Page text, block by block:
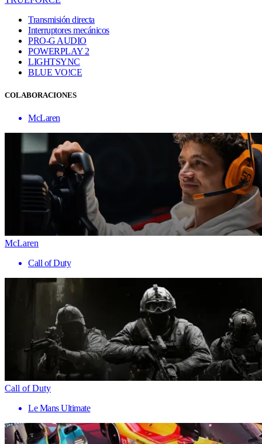
Transmisión directa
Interruptores mecánicos
PRO-G AUDIO
POWERPLAY 2
LIGHTSYNC
BLUE VO!CE
COLABORACIONES
McLaren
McLaren
Call of Duty
Call of Duty
Le Mans Ultimate